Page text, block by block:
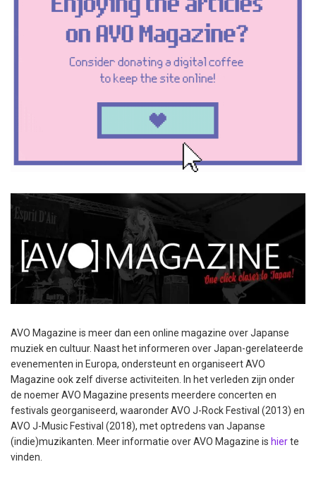
AVO Magazine is meer dan een online magazine over Japanse
muziek en cultuur. Naast het informeren over Japan-gerelateerde
evenementen in Europa, ondersteunt en organiseert AVO
Magazine ook zelf diverse activiteiten. In het verleden zijn onder
de noemer AVO Magazine presents meerdere concerten en
festivals georganiseerd, waaronder AVO J-Rock Festival (2013) en
AVO J-Music Festival (2018), met optredens van Japanse
(indie)muzikanten. Meer informatie over AVO Magazine is hierte
vinden.